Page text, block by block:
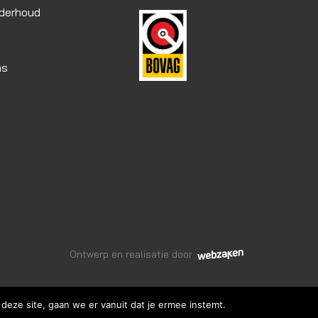
Ontwerp en realisatie door
site, gaan we er vanuit dat je ermee instemt.